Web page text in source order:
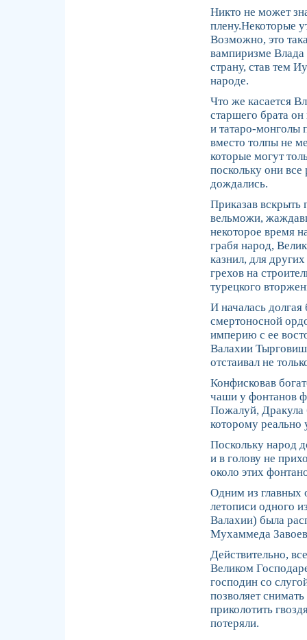
Никто не может
плену.Некоторые
Возможно, это
вампиризме
страну, став тем
народе.
Что же касается
старшего брата
и татаро-монголы
вместо толпы не
которые могут
поскольку они
дождались.
Приказав вскрыть
вельможи,
некоторое время
грабя народ,
казнил, для
грехов на
турецкого
И началась
смертоносной
империю с ее
Валахии
отстаивал не
Конфисковав
чаши у фонтанов
Пожалуй, Дракула
которому реально
Поскольку народ
и в голову не
около этих
Одним из главных
летописи одного
Валахии) была
Мухаммеда
Действительно,
Великом
господин со
позволяет
приколотить
потеряли.